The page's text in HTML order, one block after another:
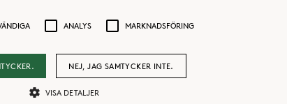
Press & mediakontakt
ANALYS MARKNADSFÖRING
NEJ, JAG SAMTYCKER INTE.
VISA DETALJER